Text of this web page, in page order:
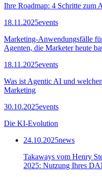
Ihre Roadmap: 4 Schritte zum
18.11.2025events
Marketing-Anwendungsfälle
Agenten, die Marketer heute
18.11.2025events
Was ist Agentic AI und
Marketing
30.10.2025events
Die KI-Evolution
24.10.2025news
Takaways vom Henry
2025: Nutzung Ihres